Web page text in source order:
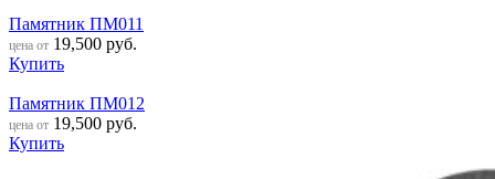
Памятник ПМ011
цена от 19,500 руб.
Купить
Памятник ПМ012
цена от 19,500 руб.
Купить